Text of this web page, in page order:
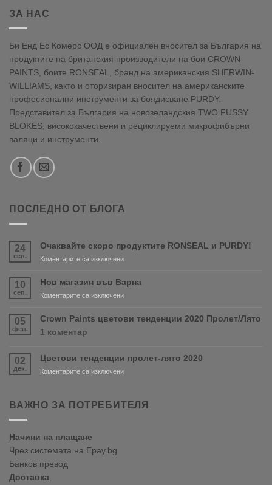
ЗА НАС
Би Енд Ес Комерс ООД е официален вносител за България на
продуктите на британския производители на бои CROWN
PAINTS, боите RONSEAL, бранд на американския SHERWIN-
WILLIAMS, както и оторизиран вносител на американските
професионални инструменти за боядисване PURDY.
Представител за България на новозеландския TWO FUSSY
BLOKES, висококачествени и рециклируеми микрофибърни
валяци и инструменти.
ПОСЛЕДНО ОТ БЛОГА
24
сеп.
Очаквайте скоро продуктите RONSEAL и PURDY!
Коментарите са изключениза
продуктите
RONSEAL
PURDY!
10
сеп.
Нов магазин във Варна
Коментарите са изключениза
05
фев.
Crown Paints цветови тенденции 2020 Пролет/Лято
1 коментар
цветови
тенденции
Лято
02
дек.
Цветови тенденции пролет-лято 2020
Коментарите са изключениза
пролет-
ВАЖНО ЗА ПОТРЕБИТЕЛЯ
Начини на плащане
Чрез системата на Epay.bg
Банков превод
Доставка